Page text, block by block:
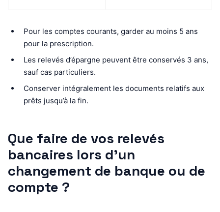
Pour les comptes courants, garder au moins 5 ans
pour la prescription.
Les relevés d’épargne peuvent être conservés 3 ans,
sauf cas particuliers.
Conserver intégralement les documents relatifs aux
prêts jusqu’à la fin.
Que faire de vos relevés
bancaires lors d’un
changement de banque ou de
compte ?